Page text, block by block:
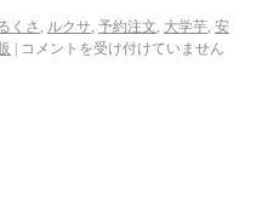
くさ , ルクサ, 予約注文, 大学芋, 安
コメントを受け付けていません